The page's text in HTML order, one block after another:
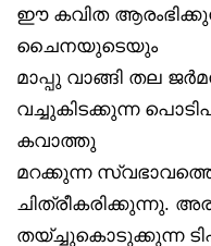
ഈ കവിത
ചൈനയുടെയും
മാപ്പു വാങ്ങി തല
വച്ചുകിടക്കുന്ന
കവാത്തു
മറക്കുന്ന
ചിത്രീകരിക്കുന്നു.
തയ്ച്ചുകൊടുക്കുന്ന